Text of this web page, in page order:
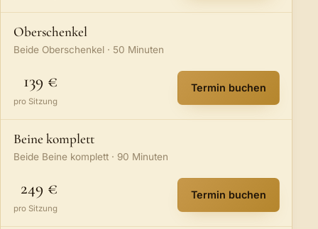
Oberschenkel
Beide Oberschenkel · 50 Minuten
139 €
pro Sitzung
Termin buchen
:Oberschenkel
Beine komplett
Beide Beine komplett · 90 Minuten
249 €
pro Sitzung
Termin buchen
:Beine komplett